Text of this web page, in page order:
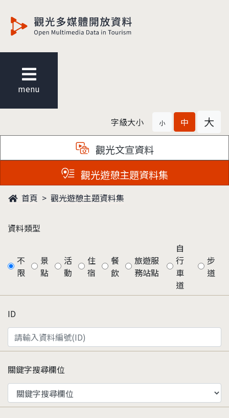
menu
字級大小 小 中 大
觀光文宣資料
觀光遊憩主題資料集
首頁 觀光遊憩主題資料集
資料類型
不
限
景
點
活
動
住
宿
餐
飲
旅遊服
務站點
自
行
車
道
步
道
ID
關鍵字搜尋欄位